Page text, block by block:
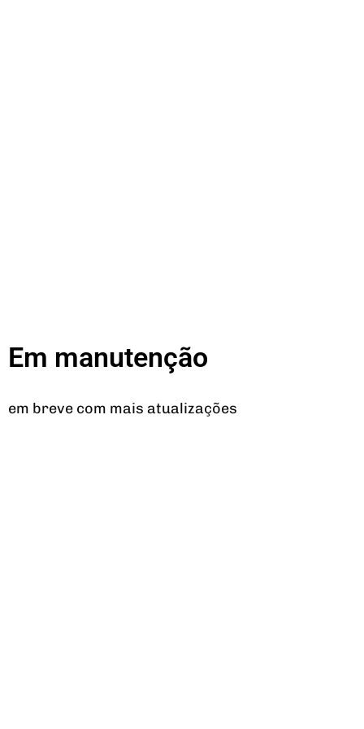
Em manutenção
em breve com mais atualizações